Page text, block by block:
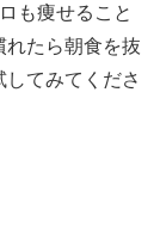
も痩せること
れたら朝食を抜
てみてくださ